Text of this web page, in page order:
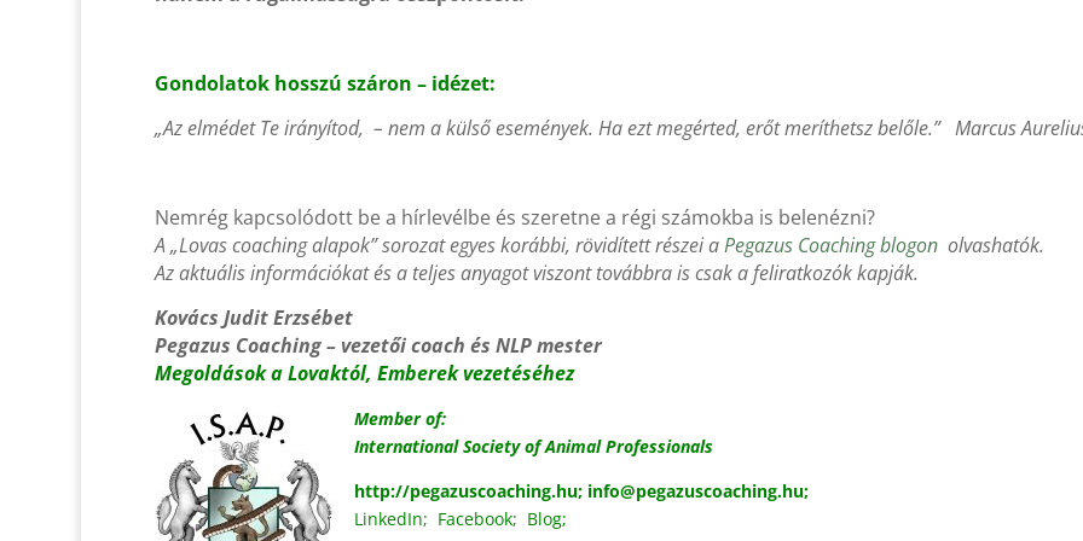
Gondolatok hosszú száron – idézet:
„Az elmédet Te irányítod, – nem a külső események. Ha ezt megérted, erőt meríthetsz belőle.” Marcus
Nemrég kapcsolódott be a hírlevélbe és szeretne a régi számokba is belenézni?
A „Lovas coaching alapok” sorozat egyes korábbi, rövidített részei aPegazus Coaching blogon olvashatók.
Az aktuális információkat és a teljes anyagot viszont továbbra is csak a feliratkozók kapják.
Kovács Judit Erzsébet
Pegazus Coaching – vezetői coach és NLP mester
Megoldások a Lovaktól, Emberek vezetéséhez
Member of:
International Society of Animal Professionals
http://pegazuscoaching.hu; info@pegazuscoaching.hu;
LinkedIn; Facebook; Blog;